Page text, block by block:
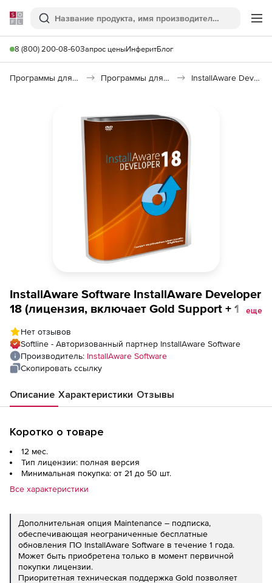
Softline
Поиск
8 (800) 200-08-60Запрос ценыИнферитБлог
Программы для программирования Программы для разработки ПО InstallAware Developer
InstallAware Software InstallAware Developer
18 (лицензия, включает Gold Support + 1 год
еще
Нет отзывов
Softline - Авторизованный партнер InstallAware Software
Производитель: InstallAware Software
Скопировать ссылку
Описание Характеристики Отзывы
Коротко о товаре
12 мес.
Тип лицензии: полная версия
Минимальная покупка: от 21 до 50 шт.
Все характеристики
Дополнительная опция Maintenance – подписка,
обеспечивающая неограниченные бесплатные
обновления ПО InstallAware Software в течение 1 года.
Может быть приобретена только в момент первичной
покупки лицензии.
Приоритетная техническая поддержка Gold позволяет